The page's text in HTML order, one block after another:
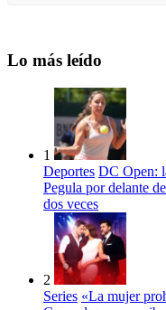
Lo más leído
1
Deportes DC Open:
Pegula por delante
dos veces
2
Series «La mujer